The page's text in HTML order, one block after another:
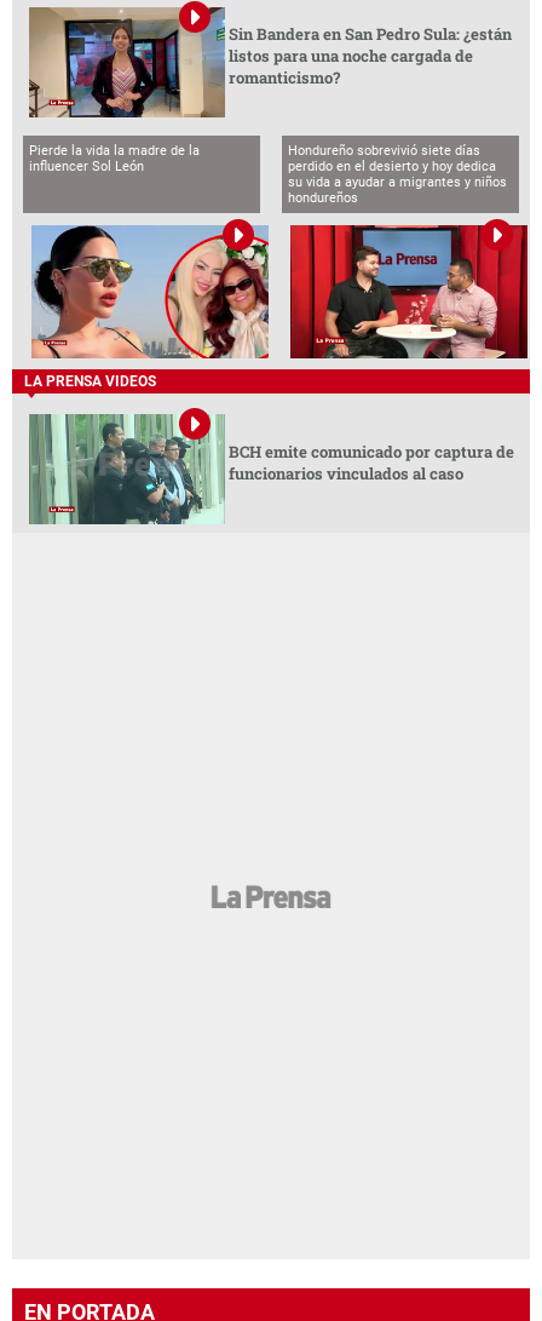
Sin Bandera en San Pedro Sula: ¿están
listos para una noche cargada de
romanticismo?
Pierde la vida la madre de la
influencer Sol León
Hondureño sobrevivió siete días
perdido en el desierto y hoy dedica
su vida a ayudar a migrantes y niños
hondureños
LA PRENSA VIDEOS
BCH emite comunicado por captura de
funcionarios vinculados al caso
EN PORTADA